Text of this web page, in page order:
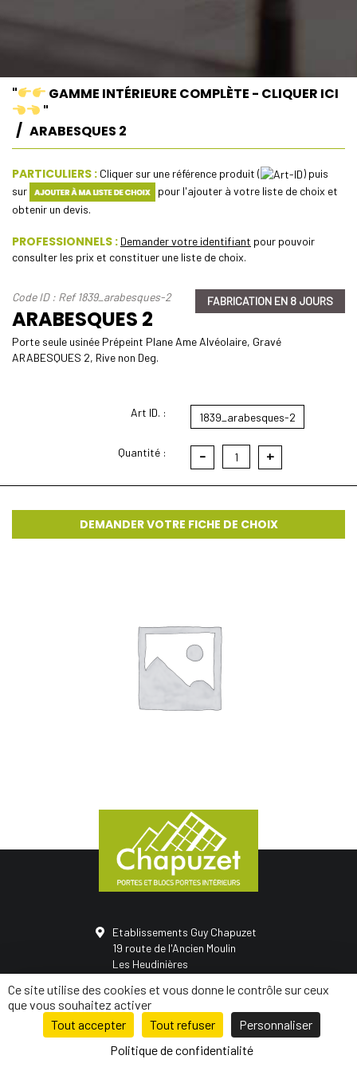
"
GAMME INTÉRIEURE COMPLÈTE - CLIQUER ICI
"
ARABESQUES 2
PARTICULIERS : Cliquer sur une référence produit (
) puis
sur
pour l'ajouter à votre liste de choix et
obtenir un devis.
PROFESSIONNELS : Demander votre identifiant pour pouvoir
consulter les prix et constituer une liste de choix.
Code ID : Ref 1839_arabesques-2
ARABESQUES 2
FABRICATION EN 8 JOURS
Porte seule usinée Prépeint Plane Ame Alvéolaire, Gravé
ARABESQUES 2, Rive non Deg.
Art ID. :
Quantité :
1839_arabesques-2
- 1 +
DEMANDER VOTRE FICHE DE CHOIX
Etablissements Guy Chapuzet
19 route de l'Ancien Moulin
Les Heudinières
02 31 68 05 21
© Conception Mediapilote Normandie Mentions légales
Politique de
confidentialité-Plan de site
Ce site utilise des cookies et vous donne le contrôle sur ceux
que vous souhaitez activer
Tout accepter
Tout refuser
Personnaliser
Politique de confidentialité